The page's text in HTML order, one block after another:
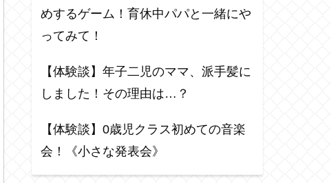
めするゲーム！育休中パパと一緒にや
ってみて！
【体験談】年子二児のママ、派手髪に
しました！その理由は…？
【体験談】0歳児クラス初めての音楽
会！《小さな発表会》